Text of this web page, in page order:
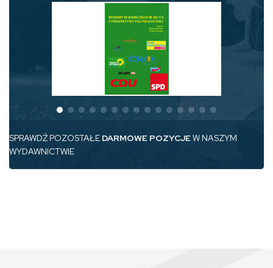
SPRAWDŹ POZOSTAŁE DARMOWE POZYCJEW NASZYM
WYDAWNICTWIE